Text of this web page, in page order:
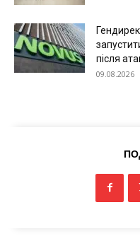
після
09.08.2026